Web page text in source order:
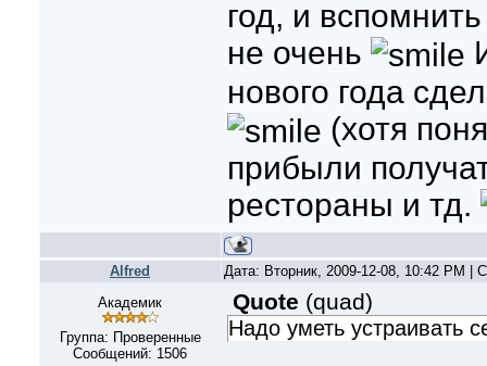
год, и
не очень
нового года
(хотя
прибыли
рестораны и тд.
Alfred
Дата: Вторник, 2009-12-08, 10:42 PM |
Академик
Группа: Проверенные
Сообщений: 1506
Quote (quad)
Надо уметь устраивать